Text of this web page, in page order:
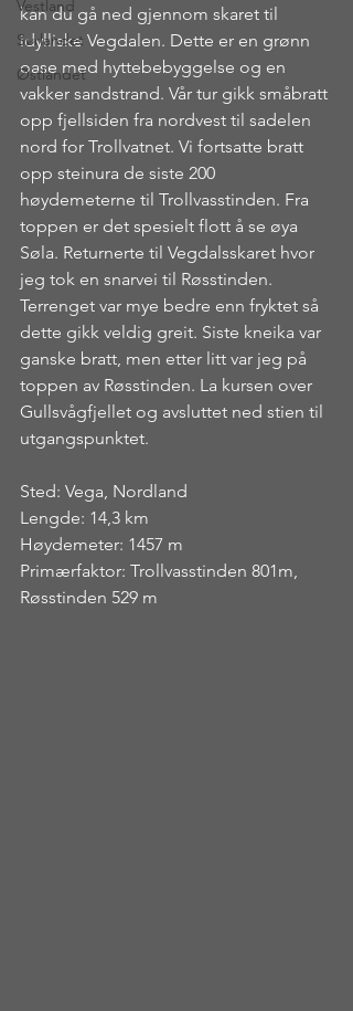
Vestland
Sørlandet
Østlandet
kan du gå ned gjennom skaret til
idylliske Vegdalen. Dette er en grønn
oase med hyttebebyggelse og en
vakker sandstrand. Vår tur gikk småbratt
opp fjellsiden fra nordvest til sadelen
nord for Trollvatnet. Vi fortsatte bratt
opp steinura de siste 200
høydemeterne til Trollvasstinden. Fra
toppen er det spesielt flott å se øya
Søla. Returnerte til Vegdalsskaret hvor
jeg tok en snarvei til Røsstinden.
Terrenget var mye bedre enn fryktet så
dette gikk veldig greit. Siste kneika var
ganske bratt, men etter litt var jeg på
toppen av Røsstinden. La kursen over
Gullsvågfjellet og avsluttet ned stien til
utgangspunktet.
Sted: Vega, Nordland
Lengde: 14,3 km
Høydemeter: 1457 m
Primærfaktor: Trollvasstinden 801m,
Røsstinden 529 m